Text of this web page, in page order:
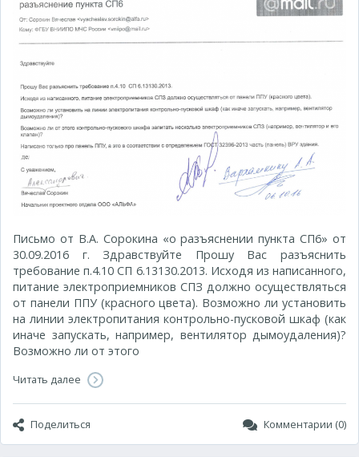
Письмо от В.А. Сорокина «о разъяснении пункта СП6» от
30.09.2016 г. Здравствуйте Прошу Вас разъяснить
требование п.4.10 СП 6.13130.2013. Исходя из написанного,
питание электроприемников СПЗ должно осуществляться
от панели ППУ (красного цвета). Возможно ли установить
на линии электропитания контрольно-пусковой шкаф (как
иначе запускать, например, вентилятор дымоудаления)?
Возможно ли от этого
Читать далее
Поделиться Комментарии (0)